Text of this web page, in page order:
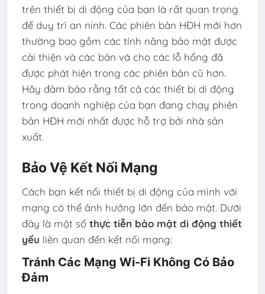
trên thiết bị di động của bạn là rất quan trọng
để duy trì an ninh. Các phiên bản HĐH mới hơn
thường bao gồm các tính năng bảo mật được
cải thiện và các bản vá cho các lỗ hổng đã
được phát hiện trong các phiên bản cũ hơn.
Hãy đảm bảo rằng tất cả các thiết bị di động
trong doanh nghiệp của bạn đang chạy phiên
bản HĐH mới nhất được hỗ trợ bởi nhà sản
xuất.
Bảo Vệ Kết Nối Mạng
Cách bạn kết nối thiết bị di động của mình với
mạng có thể ảnh hưởng lớn đến bảo mật. Dưới
đây là một số thực tiễn bảo mật di động thiết
yếu liên quan đến kết nối mạng:
Tránh Các Mạng Wi-Fi Không Có Bảo
Đảm